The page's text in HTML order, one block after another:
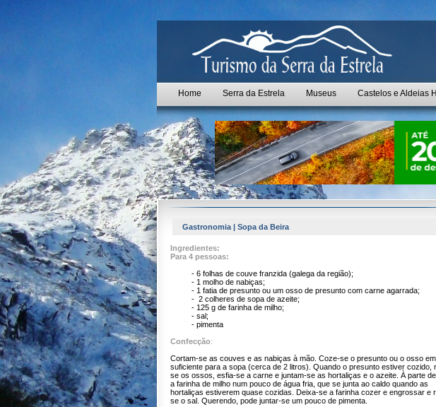
Home Serra da Estrela Museus Castelos e Aldeias
Gastronomia | Sopa da Beira
Ingredientes:
Para 4 pessoas:
- 6 folhas de couve franzida (galega da região);
- 1 molho de nabiças;
- 1 fatia de presunto ou um osso de presunto com carne agarrada;
- 2 colheres de sopa de azeite;
- 125 g de farinha de milho;
- sal;
- pimenta
Confecção:
Cortam-se as couves e as nabiças à mão. Coze-se o presunto ou o osso
suficiente para a sopa (cerca de 2 litros). Quando o presunto estiver cozido,
se os ossos, esfia-se a carne e juntam-se as hortaliças e o azeite. À parte
a farinha de milho num pouco de água fria, que se junta ao caldo quando as
hortaliças estiverem quase cozidas. Deixa-se a farinha cozer e engrossar e
se o sal. Querendo, pode juntar-se um pouco de pimenta.